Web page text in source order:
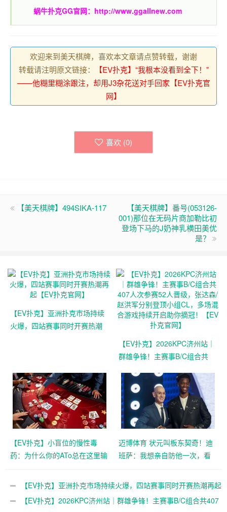
蜗牛扑克GG官网： http://www.ggallnew.com
欢迎来到美天棋牌，喜欢本文章请点赞转载，谢谢
转载请注明原文链接：
【EV扑克】“我根本没看到全下！”
——他糊里糊涂跟注，却用J3杂花送对手回家【EV扑克官
网】
喜欢 (0)
【美天棋牌】494SIKA-117
【美天棋牌】番号(053126-
001)那位在无码片商加勒比初
登场下马的J奶神乳横田美优
是？
【EV扑克】亚洲扑克市场持续
火爆，四站赛事同时开赛热潮
【EV扑克】2026KPC济州站｜
群雄争锋！主赛事B/C组合共
森/赵洪军分别登顶小组CL，多
场混合游戏持续开启助你摘
冠！【EV扑克官网】
【EV扑克】小盲位的慢性毒
药：为什么你的ATo总在这里输
迈博体育 状元叫板东契奇！迪
班萨：我想亲自防他一次，看
官网】
【EV扑克】亚洲扑克市场持续火爆，四站赛事同时开赛热潮再起
【EV扑克官网】
【EV扑克】2026KPC济州站｜群雄争锋！主赛事B/C组合共407